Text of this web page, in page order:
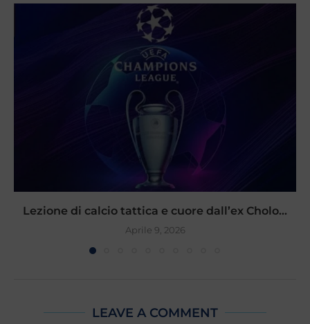
Lezione di calcio tattica e cuore dall’ex Cholo...
Aprile 9, 2026
LEAVE A COMMENT